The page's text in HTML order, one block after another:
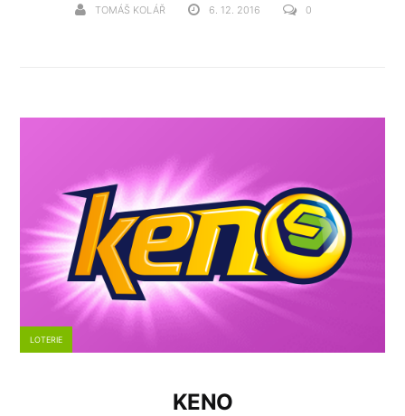
TOMÁŠ KOLÁŘ 6. 12. 2016 0
LOTERIE
KENO